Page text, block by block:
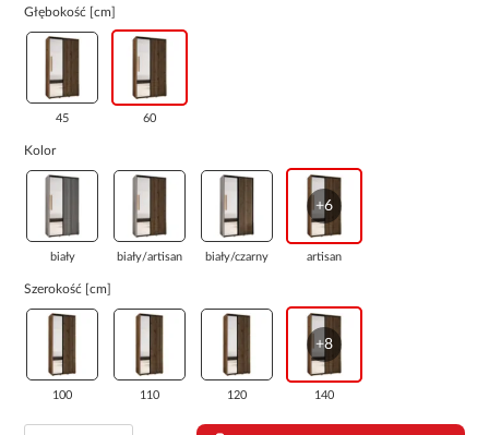
Głębokość [cm]
45 60
Kolor
biały biały/artisan biały/czarny
+6
artisan
Szerokość [cm]
100 110 120
+8
140